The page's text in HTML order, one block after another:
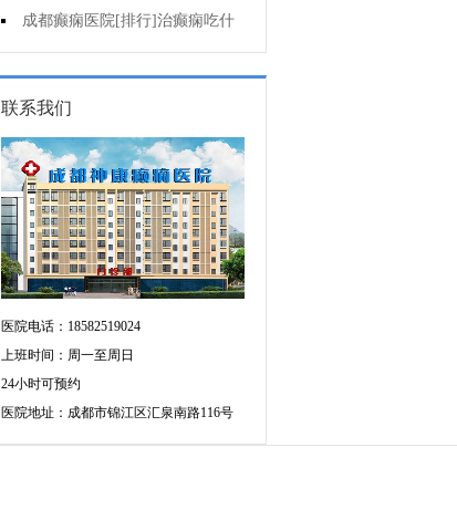
要做好哪些预防?
成都癫痫医院[排行]治癫痫吃什
么药好呢?
联系我们
医院电话：18582519024
上班时间：周一至周日
24小时可预约
医院地址：成都市锦江区汇泉南路116号